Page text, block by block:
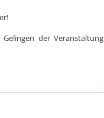
der Veranstaltung